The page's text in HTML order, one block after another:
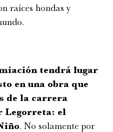
raíces hondas y
tendrá lugar
en una obra que
de la carrera
Legorreta: el
. No solamente por